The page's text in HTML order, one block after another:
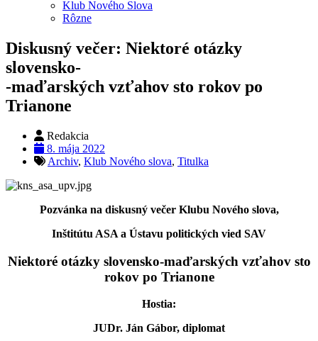
Klub Nového Slova
Rôzne
Diskusný večer: Niektoré otázky
slovensko-
-maďarských vzťahov sto rokov po
Trianone
Redakcia
8. mája 2022
Archiv, Klub Nového slova, Titulka
Pozvánka na diskusný večer Klubu Nového slova,
Inštitútu ASA a Ústavu politických vied SAV
Niektoré otázky slovensko-maďarských vzťahov sto
rokov po Trianone
Hostia:
JUDr. Ján Gábor, diplomat